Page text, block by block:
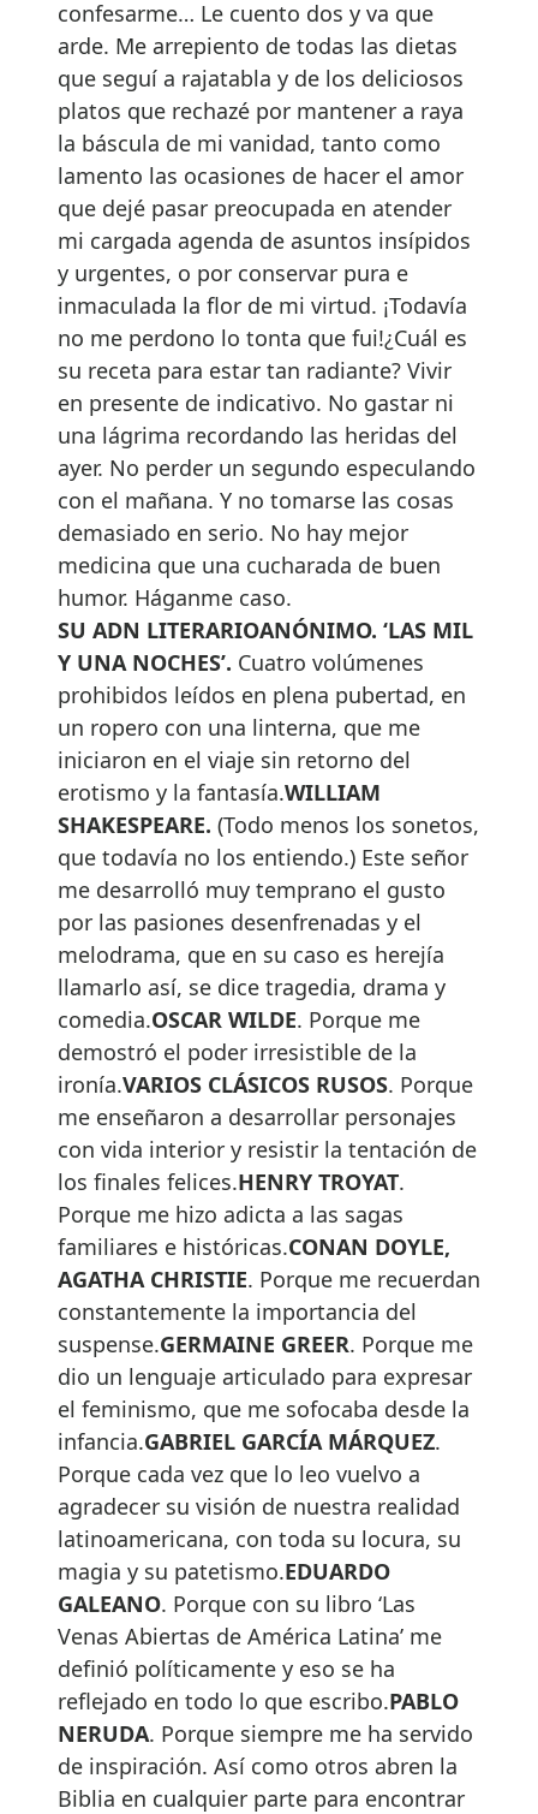
confesarme… Le cuento dos y va que
arde. Me arrepiento de todas las dietas
que seguí a rajatabla y de los deliciosos
platos que rechazé por mantener a raya
la báscula de mi vanidad, tanto como
lamento las ocasiones de hacer el amor
que dejé pasar preocupada en atender
mi cargada agenda de asuntos insípidos
y urgentes, o por conservar pura e
inmaculada la flor de mi virtud. ¡Todavía
no me perdono lo tonta que fui!¿Cuál es
su receta para estar tan radiante? Vivir
en presente de indicativo. No gastar ni
una lágrima recordando las heridas del
ayer. No perder un segundo especulando
con el mañana. Y no tomarse las cosas
demasiado en serio. No hay mejor
medicina que una cucharada de buen
humor. Háganme caso.
SU ADN LITERARIOANÓNIMO. ‘LAS MIL
Y UNA NOCHES’. Cuatro volúmenes
prohibidos leídos en plena pubertad, en
un ropero con una linterna, que me
iniciaron en el viaje sin retorno del
erotismo y la fantasía.WILLIAM
SHAKESPEARE. (Todo menos los sonetos,
que todavía no los entiendo.) Este señor
me desarrolló muy temprano el gusto
por las pasiones desenfrenadas y el
melodrama, que en su caso es herejía
llamarlo así, se dice tragedia, drama y
comedia.OSCAR WILDE. Porque me
demostró el poder irresistible de la
ironía.VARIOS CLÁSICOS RUSOS. Porque
me enseñaron a desarrollar personajes
con vida interior y resistir la tentación de
los finales felices.HENRY TROYAT.
Porque me hizo adicta a las sagas
familiares e históricas.CONAN DOYLE,
AGATHA CHRISTIE. Porque me recuerdan
constantemente la importancia del
suspense.GERMAINE GREER. Porque me
dio un lenguaje articulado para expresar
el feminismo, que me sofocaba desde la
infancia.GABRIEL GARCÍA MÁRQUEZ.
Porque cada vez que lo leo vuelvo a
agradecer su visión de nuestra realidad
latinoamericana, con toda su locura, su
magia y su patetismo.EDUARDO
GALEANO. Porque con su libro ‘Las
Venas Abiertas de América Latina’ me
definió políticamente y eso se ha
reflejado en todo lo que escribo.PABLO
NERUDA. Porque siempre me ha servido
de inspiración. Así como otros abren la
Biblia en cualquier parte para encontrar